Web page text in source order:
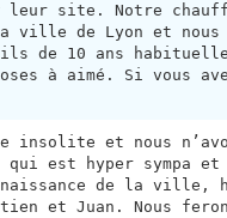
leur site. Notre
ville de Lyon et nous
fils de 10 ans
à aimé. Si vous
insolite et nous
est hyper sympa
de la ville,
et Juan. Nous